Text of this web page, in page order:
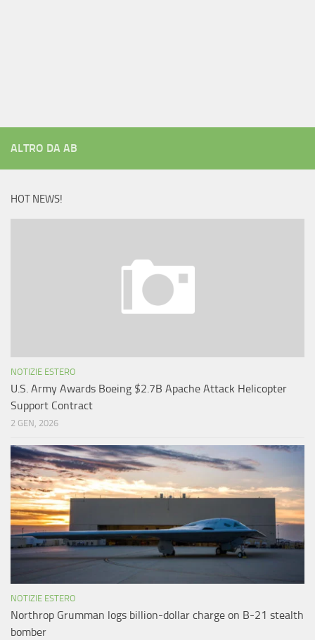
ALTRO DA AB
HOT NEWS!
NOTIZIE ESTERO
U.S. Army Awards Boeing $2.7B Apache Attack Helicopter
Support Contract
2 GEN, 2026
NOTIZIE ESTERO
Northrop Grumman logs billion-dollar charge on B-21 stealth
bomber